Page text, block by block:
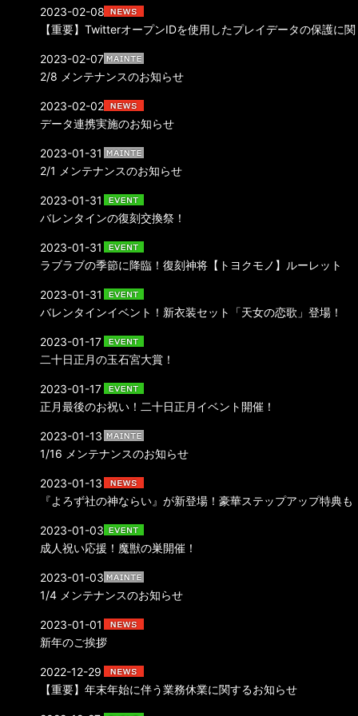
【重要】TwitterオープンIDを使用したプレイデータの保護に
2023-02-08
2/8 メンテナンスのお知らせ
2023-02-07
データ連携実施のお知らせ
2023-02-02
2/1 メンテナンスのお知らせ
2023-01-31
バレンタインの復刻交換祭！
2023-01-31
ラブラブの季節に降臨！復刻神将【トヨクモノ】ルーレット
2023-01-31
バレンタインイベント！新衣装セット「天女の恋歌」登場！
2023-01-31
二十日正月の玉石宮大賞！
2023-01-17
正月最後のお祝い！二十日正月イベント開催！
2023-01-17
1/16 メンテナンスのお知らせ
2023-01-13
『よろず社の神ならい』が新登場！豪華ステップアップ特典も
2023-01-13
成人祝い応援！魔獣の巣開催！
2023-01-03
1/4 メンテナンスのお知らせ
2023-01-03
新年のご挨拶
2023-01-01
【重要】年末年始に伴う業務休業に関するお知らせ
2022-12-29